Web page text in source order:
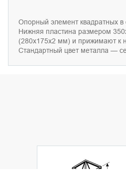
Опорный элемент квадратных в
Нижняя пластина размером
(280х175х2 мм) и прижимают к
Стандартный цвет металла — се